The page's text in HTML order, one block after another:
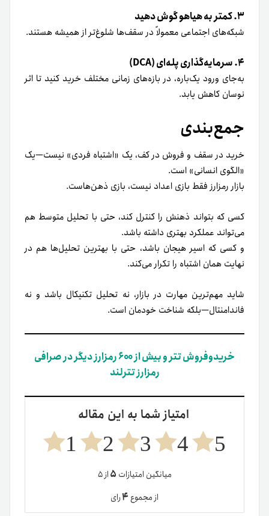
۳. کمتر به هیاهو گوش دهید
شبکه‌های اجتماعی معمولاً در سقف‌ها شلوغ‌تر از همیشه هستند.
۴. سرمایه‌گذاری پله‌ای (DCA)
به‌جای ورود یک‌باره، در بازه‌های زمانی مختلف خرید کنید تا اثر
نوسان کاهش یابد.
جمع‌بندی
خرید در سقف و فروش در کف، یک «اشتباه فردی» نیست—یک
«الگوی انسانی» است.
بازار رمزارز فقط بازی اعداد نیست، بازی ذهن‌هاست.
کسی که بتواند ذهنش را کنترل کند، حتی با تحلیل متوسط هم
می‌تواند عملکرد بهتری داشته باشد.
و کسی که اسیر هیجان باشد، حتی با بهترین تحلیل‌ها هم در
نهایت همان اشتباه را تکرار می‌کند.
شاید مهم‌ترین مهارت در بازار، نه تحلیل تکنیکال باشد و نه
فاندامنتال—بلکه شناخت خودمان است.
خریدوفروش تتر و بیش از ۶۰۰ رمزارز دیگر در صرافی
رمزارز تترلند
امتیاز شما به این مقاله
5
4
3
2
1
میانگین امتیازات ۵از ۵
از مجموع۴رای